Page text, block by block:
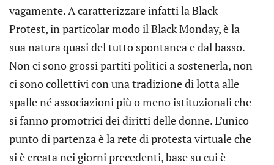
vagamente. A caratterizzare infatti la Black
Protest, in particolar modo il Black Monday, è la
sua natura quasi del tutto spontanea e dal basso.
Non ci sono grossi partiti politici a sostenerla, non
ci sono collettivi con una tradizione di lotta alle
spalle né associazioni più o meno istituzionali che
si fanno promotrici dei diritti delle donne. L’unico
punto di partenza è la rete di protesta virtuale che
si è creata nei giorni precedenti, base su cui è